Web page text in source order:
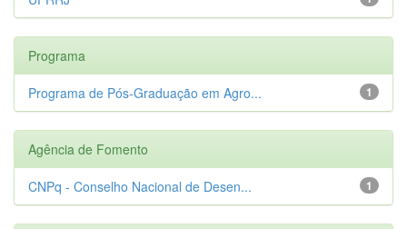
Programa
1
Programa de Pós-Graduação em Agro...
Agência de Fomento
1
CNPq - Conselho Nacional de Desen...